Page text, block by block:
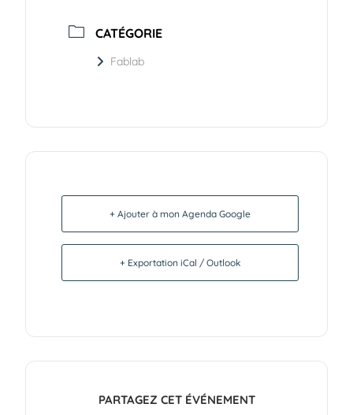
CATÉGORIE
Fablab
+ Ajouter à mon Agenda Google
+ Exportation iCal / Outlook
PARTAGEZ CET ÉVÉNEMENT